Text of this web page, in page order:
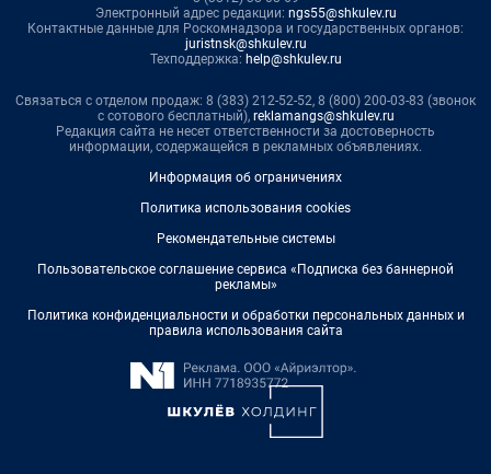
Электронный адрес редакции: ngs55@shkulev.ru
Контактные данные для Роскомнадзора и государственных органов:
juristnsk@shkulev.ru
Техподдержка: help@shkulev.ru
Связаться с отделом продаж: 8 (383) 212-52-52, 8 (800) 200-03-83 (звонок
с сотового бесплатный), reklamangs@shkulev.ru
Редакция сайта не несет ответственности за достоверность
информации, содержащейся в рекламных объявлениях.
Информация об ограничениях
Политика использования cookies
Рекомендательные системы
Пользовательское соглашение сервиса «Подписка без баннерной
рекламы»
Политика конфиденциальности и обработки персональных данных и
правила использования сайта